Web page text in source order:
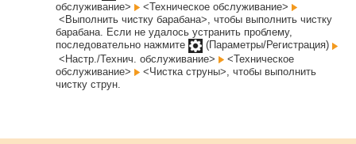
обслуживание>
<Техническое обслуживание>
<Выполнить чистку барабана>, чтобы выполнить чистку
барабана. Если не удалось устранить проблему,
последовательно нажмите
(Параметры/Регистрация)
<Настр./Технич. обслуживание>
<Техническое
обслуживание>
<Чистка струны>, чтобы выполнить
чистку струн.